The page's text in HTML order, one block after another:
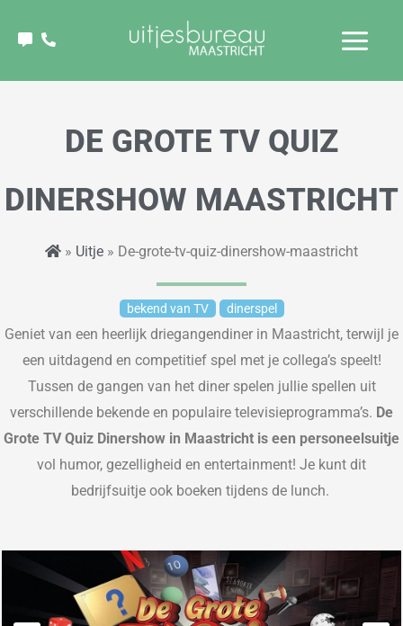
naar
DE GROTE TV QUIZ
DINERSHOW MAASTRICHT
» Uitje » De-grote-tv-quiz-dinershow-maastricht
bekend van TV dinerspel
Geniet van een heerlijk driegangendiner in Maastricht, terwijl je
een uitdagend en competitief spel met je collega’s speelt!
Tussen de gangen van het diner spelen jullie spellen uit
verschillende bekende en populaire televisieprogramma’s. De
Grote TV Quiz Dinershow in Maastricht is een personeelsuitje
vol humor, gezelligheid en entertainment! Je kunt dit
bedrijfsuitje ook boeken tijdens de lunch.